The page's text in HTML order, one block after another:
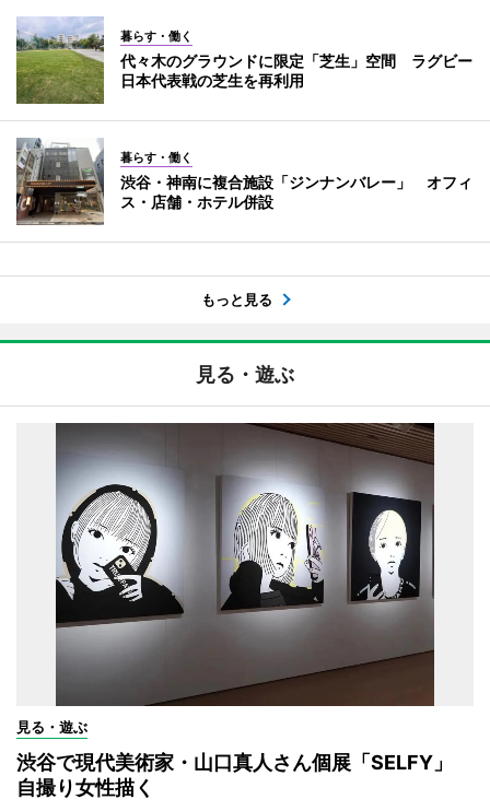
暮らす・働く
代々木のグラウンドに限定「芝生」空間 ラグビー
日本代表戦の芝生を再利用
暮らす・働く
渋谷・神南に複合施設「ジンナンバレー」 オフィ
ス・店舗・ホテル併設
もっと見る
見る・遊ぶ
見る・遊ぶ
渋谷で現代美術家・山口真人さん個展「SELFY」
自撮り女性描く